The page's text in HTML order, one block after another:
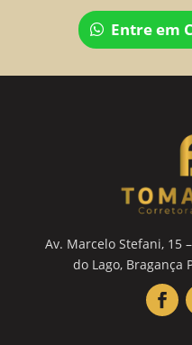
Entre em
Av. Marcelo Stefani, 15
do Lago, Bragança